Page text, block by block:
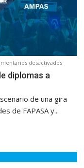
desactivadosen
diplomas a
de una gira
de FAPASA y...